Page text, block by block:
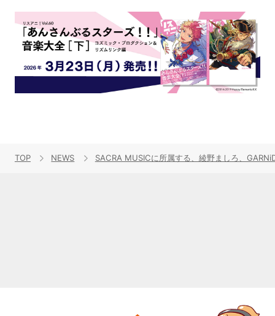
TOP NEWS SACRA MUSICに所属する、綾野ましろ、